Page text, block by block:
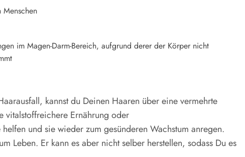
im Magen-Darm-Bereich, aufgrund derer der Körper nicht
kannst du Deinen Haaren über eine vermehrte
vitalstoffreichere Ernährung oder
und sie wieder zum gesünderen Wachstum anregen.
Leben. Er kann es aber nicht selber herstellen, sodass Du es